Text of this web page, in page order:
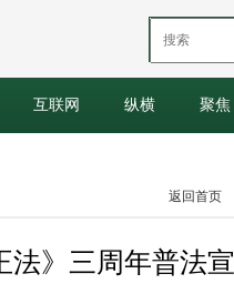
互联网 纵横 聚焦
返回首页
法》三周年普法宣